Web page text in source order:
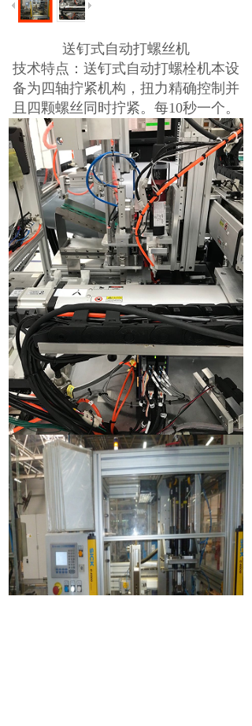
送钉式自动打螺丝机
技术特点：送钉式自动打螺栓机 本设
备为四轴拧紧机构，扭力精确控制并
且四颗螺丝同时拧紧。每10秒一个。